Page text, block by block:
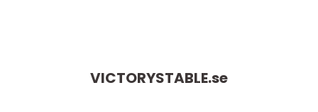
VICTORYSTABLE.se